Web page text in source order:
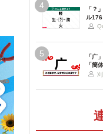
4
「？
ル176
5
「广
「簡